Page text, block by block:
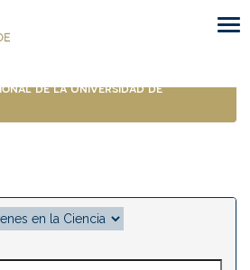
de la Universidad de